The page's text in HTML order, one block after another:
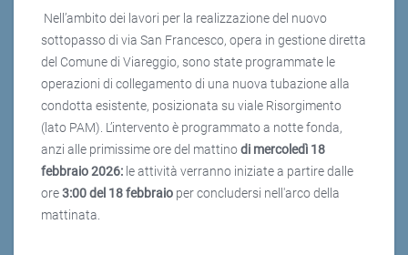
Nell’ambito dei lavori per la realizzazione del nuovo
sottopasso di via San Francesco, opera in gestione diretta
del Comune di Viareggio, sono state programmate le
operazioni di collegamento di una nuova tubazione alla
condotta esistente, posizionata su viale Risorgimento
(lato PAM). L’intervento è programmato a notte fonda,
anzi alle primissime ore del mattinodi mercoledì 18
febbraio 2026: le attività verranno iniziate a partire dalle
ore3:00 del 18 febbraio per concludersi nell'arco della
mattinata.